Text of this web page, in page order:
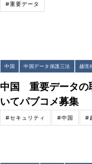
#重要データ
中国 中国データ保護三法 越境
中国 重要データの
いてパブコメ募集
#セキュリティ #中国 #